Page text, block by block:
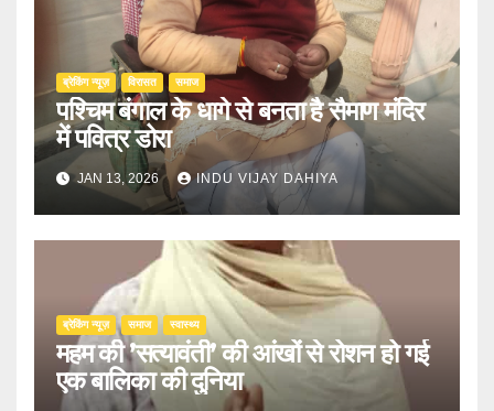
ब्रेकिंग न्यूज़ ‍‍विरासत समाज
पश्चिम बंगाल के धागे से बनता है सैमाण मंदिर
में पवित्र डोरा
JAN 13, 2026 INDU VIJAY DAHIYA
ब्रेकिंग न्यूज़ समाज स्वास्थ्य
महम की ’सत्यावंती’ की आंखों से रोशन हो गई
एक बालिका की दुनिया